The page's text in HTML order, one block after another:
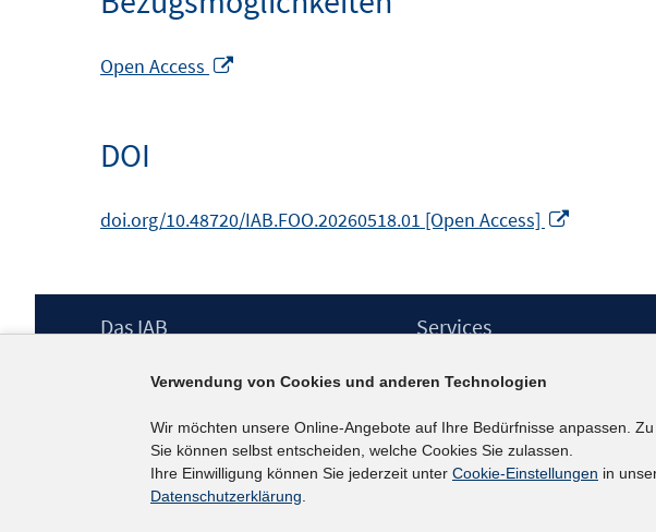
Open Access
DOI
doi.org/10.48720/IAB.FOO.20260518.01 [Open Access]
Footer
Das IAB
Berufsforschung (IAB) – unser Leitbild
Institutsleitung
Graduiertenprogramm
Befragungen
Projekte
Services
IAB-Newsletter
Kontakt
Verwendung von Cookies und anderen Technologien
Wir möchten unsere Online-Angebote auf Ihre Bedürfnisse anpassen.
Sie können selbst entscheiden, welche Cookies Sie zulassen.
Ihre Einwilligung können Sie jederzeit unter Cookie-Einstellungen in
Datenschutzerklärung.